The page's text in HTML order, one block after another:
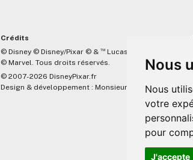
Nous
Nous
votre
pour
J'accepte
Crédits
© Disney © Disney/Pixar © & ™ Lucasfilm LTD
© Marvel. Tous droits réservés.
© 2007-2026 DisneyPixar.fr
Design & développement : MonsieurPaul